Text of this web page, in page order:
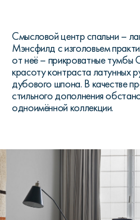
Смысловой центр спальни –
Мэнсфилд с изголовьем
от неё – прикроватные
красоту контраста латунных
дубового шпона. В качестве
стильного дополнения
одноимённой коллекции.